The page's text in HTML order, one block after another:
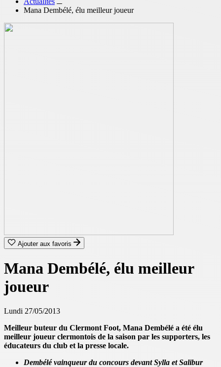
Mana Dembélé, élu meilleur joueur
Ajouter aux favoris
Mana Dembélé, élu meilleur
joueur
Lundi 27/05/2013
Meilleur buteur du Clermont Foot, Mana Dembélé a été élu
meilleur joueur clermontois de la saison par les supporters, les
éducateurs du club et la presse locale.
Dembélé vainqueur du concours devant Sylla et Salibur